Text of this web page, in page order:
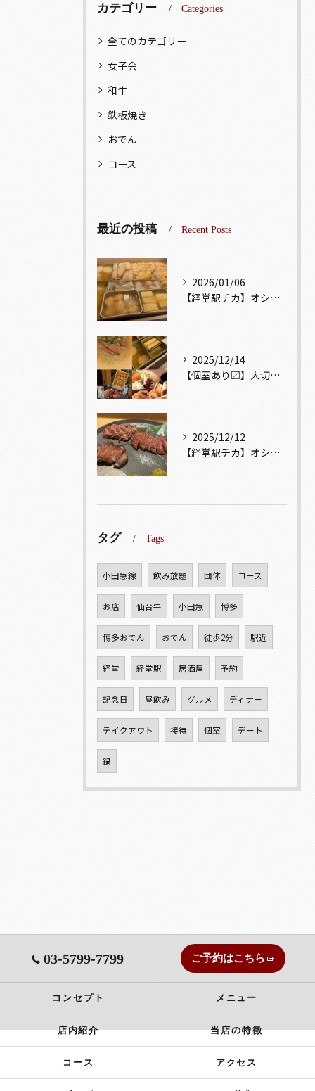
カテゴリー Categories
全てのカテゴリー
女子会
和牛
鉄板焼き
おでん
コース
最近の投稿 Recent Posts
2026/01/06
【経堂駅チカ】オシャレ居酒屋🏮出汁が美味しいおでんがオススメ...
2025/12/14
【個室あり〼】大切な記念日、お祝い事でのご来店ぜひお待ちして...
2025/12/12
【経堂駅チカ】オシャレ居酒屋🏮自慢のお肉が楽しめる🐃お得なコ...
タグ Tags
小田急線 飲み放題 団体 コース
お店 仙台牛 小田急 博多
博多おでん おでん 徒歩2分 駅近
経堂 経堂駅 居酒屋 予約
記念日 昼飲み グルメ ディナー
テイクアウト 接待 個室 デート
鍋
03-5799-7799 ご予約はこちら
コンセプト メニュー
店内紹介 当店の特徴
コース アクセス